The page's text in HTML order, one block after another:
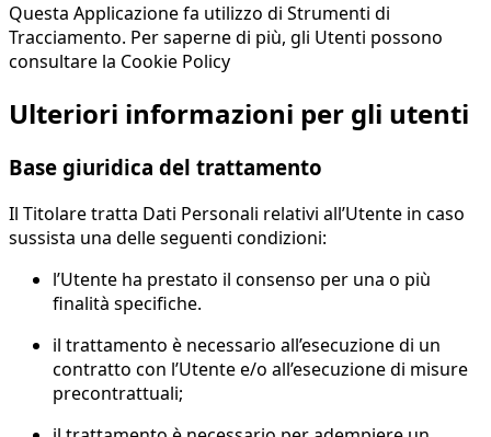
Questa Applicazione fa utilizzo di Strumenti di
Tracciamento. Per saperne di più, gli Utenti possono
consultare la Cookie Policy
Ulteriori informazioni per gli utenti
Base giuridica del trattamento
Il Titolare tratta Dati Personali relativi all’Utente in caso
sussista una delle seguenti condizioni:
l’Utente ha prestato il consenso per una o più
finalità specifiche.
il trattamento è necessario all’esecuzione di un
contratto con l’Utente e/o all’esecuzione di misure
precontrattuali;